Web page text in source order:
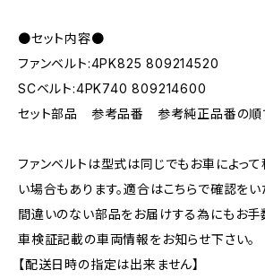
●セット内容●
ファンベルト:4PK825 809214520
SCベルト:4PK740 809214600
セット部品 参考品番 参考純正品番の順
ファンベルトは型式は同じでもお車によっ
い場合もあります。適合はこちらで確認をい
間違いのない部品をお届けする為にもお
車検証記載の車両情報をお知らせ下さい。
【配送日時の指定は出来ません】